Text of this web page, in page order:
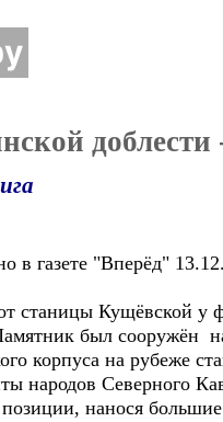
доблести
в газете "Вперёд"
станицы Кущёвской у
был сооружён
корпуса на рубеже
народов Северного
нанося